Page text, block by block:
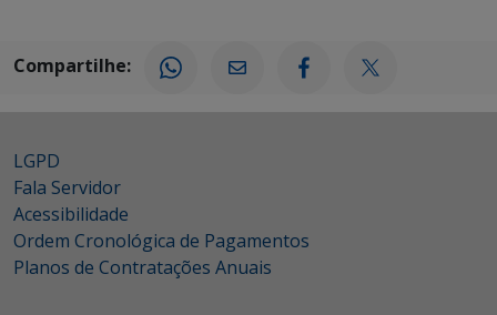
Compartilhe:
LGPD
Fala Servidor
Acessibilidade
Ordem Cronológica de Pagamentos
Planos de Contratações Anuais